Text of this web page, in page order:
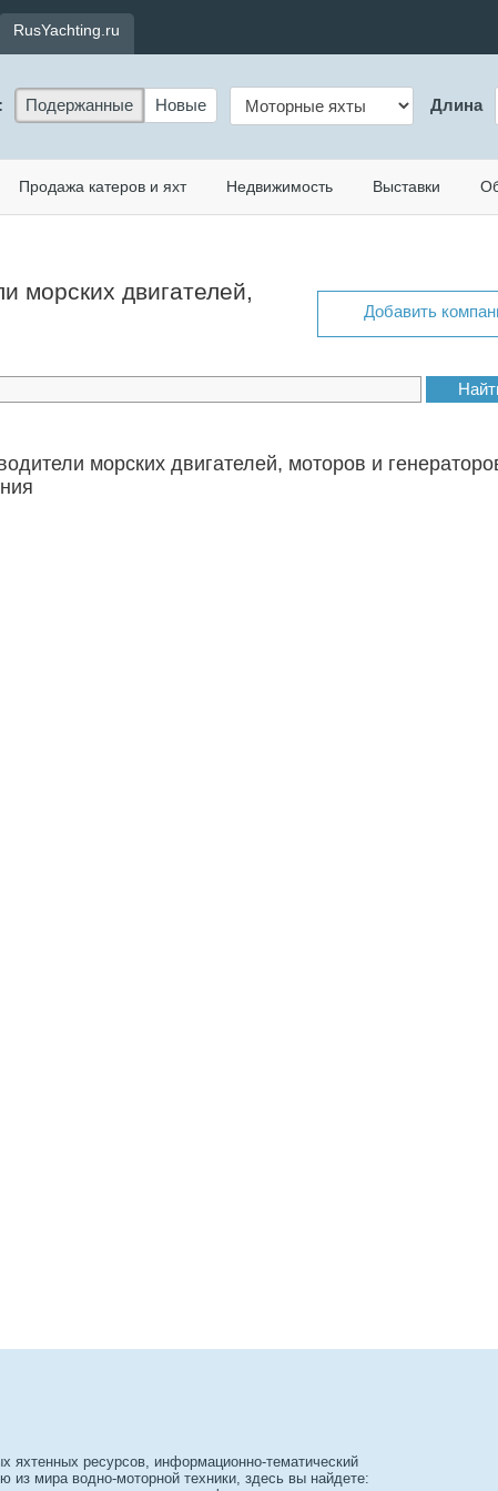
RusYachting.ru
Подержанные Новые Длина
Продажа катеров и яхт Недвижимость Выставки
морских двигателей,
Добавить
морских двигателей, моторов и
ресурсов, информационно-тематический
мира водно-моторной техники, здесь вы найдете: